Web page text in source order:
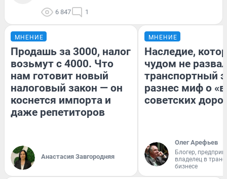
6 847 1
МНЕНИЕ
Продашь за 3000, налог
возьмут с 4000. Что
нам готовит новый
налоговый закон — он
коснется импорта и
даже репетиторов
Анастасия Завгородняя
МНЕНИЕ
Наследие,
чудом не
транспортный
разнес миф о
советских
Олег Арефьев
Блогер,
владелец в
бизнесе